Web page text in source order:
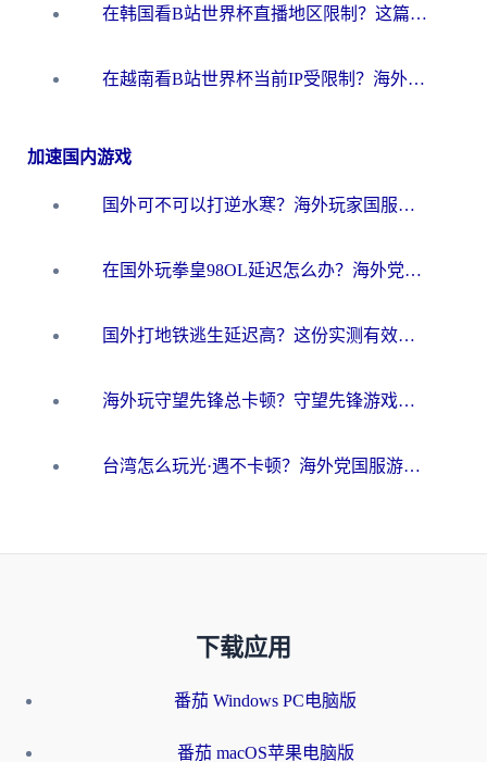
在韩国看B站世界杯直播地区限制？这篇指南让你告别“当前地区不可播放”
在越南看B站世界杯当前IP受限制？海外党体育观赛终极指南来了
加速国内游戏
国外可不可以打逆水寒？海外玩家国服畅玩终极指南（附漫威荒野乱斗加速方案）
在国外玩拳皇98OL延迟怎么办？海外党亲测有效的低延迟指南
国外打地铁逃生延迟高？这份实测有效的低延迟指南帮你吃鸡
海外玩守望先锋总卡顿？守望先锋游戏加速器在哪里买&避坑指南（附欧洲非洲游戏实测）
台湾怎么玩光·遇不卡顿？海外党国服游戏加速终极攻略（附实测体验）
下载应用
番茄 Windows PC电脑版
番茄 macOS苹果电脑版